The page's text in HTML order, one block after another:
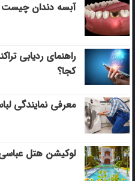
آبسه دندان چیست
راهنمای ردیابی
کجا؟
معرفی نمایندگی
لوکیشن هتل